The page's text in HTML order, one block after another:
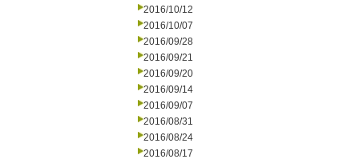
2016/10/12
2016/10/07
2016/09/28
2016/09/21
2016/09/20
2016/09/14
2016/09/07
2016/08/31
2016/08/24
2016/08/17